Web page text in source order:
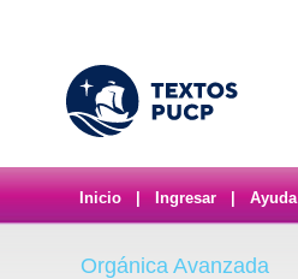
Inicio Ingresar Ayuda
Orgánica Avanzada